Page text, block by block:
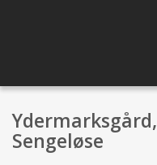
Ydermarksgård,
Sengeløse